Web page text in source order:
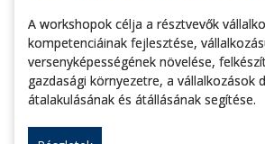
A workshopok célja a résztvevők
kompetenciáinak fejlesztése,
versenyképességének növelése,
gazdasági környezetre, a vállalkozások
átalakulásának és átállásának segítése.